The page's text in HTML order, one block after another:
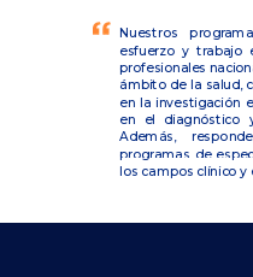
Nuestros
esfuerzo y trabajo
profesionales
ámbito de la salud,
en la investigación
en el diagnóstico
Además,
programas de
los campos clínico y